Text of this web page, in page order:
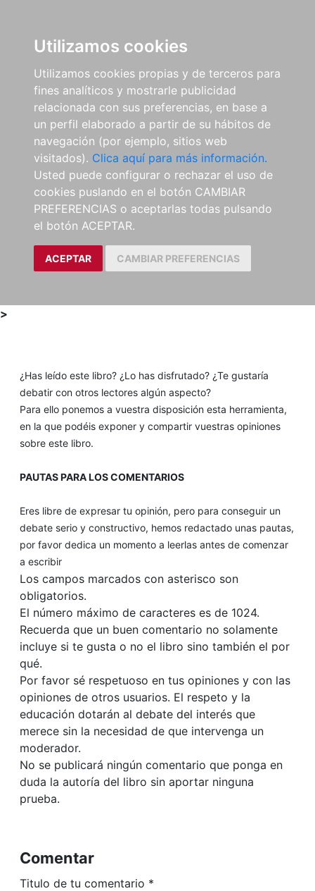
Utilizamos cookies
Utilizamos cookies propias y de terceros para
fines analíticos y mostrarle publicidad
relacionada con sus preferencias, en base a
un perfil elaborado a partir de su hábitos de
navegación (por ejemplo, sitios web
visitados). Clica aquí para más información.
Usted puede configurar o rechazar el uso de
cookies puslando en el botón CAMBIAR
PREFERENCIAS o aceptarlas todas pulsando
el botón ACEPTAR.
ACEPTAR CAMBIAR PREFERENCIAS
>
¿Has leído este libro? ¿Lo has disfrutado? ¿Te gustaría
debatir con otros lectores algún aspecto?
Para ello ponemos a vuestra disposición esta herramienta,
en la que podéis exponer y compartir vuestras opiniones
sobre este libro.
PAUTAS PARA LOS COMENTARIOS
Eres libre de expresar tu opinión, pero para conseguir un
debate serio y constructivo, hemos redactado unas pautas,
por favor dedica un momento a leerlas antes de comenzar
a escribir
Los campos marcados con asterisco son
obligatorios.
El número máximo de caracteres es de 1024.
Recuerda que un buen comentario no solamente
incluye si te gusta o no el libro sino también el por
qué.
Por favor sé respetuoso en tus opiniones y con las
opiniones de otros usuarios. El respeto y la
educación dotarán al debate del interés que
merece sin la necesidad de que intervenga un
moderador.
No se publicará ningún comentario que ponga en
duda la autoría del libro sin aportar ninguna
prueba.
Comentar
Titulo de tu comentario *